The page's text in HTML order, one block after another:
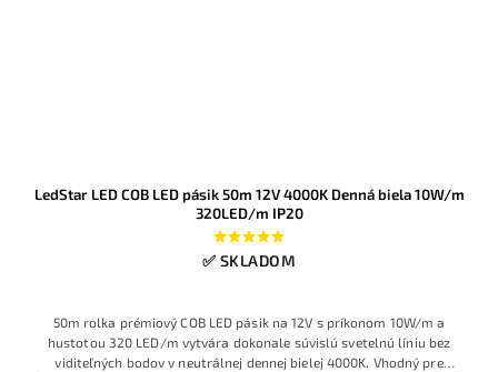
LedStar LED COB LED pásik 50m 12V 4000K Denná biela 10W/m
320LED/m IP20
✅ SKLADOM
50m rolka prémiový COB LED pásik na 12V s príkonom 10W/m a
hustotou 320 LED/m vytvára dokonale súvislú svetelnú líniu bez
viditeľných bodov v neutrálnej dennej bielej 4000K. Vhodný pre